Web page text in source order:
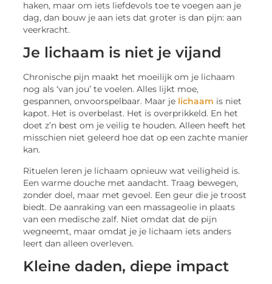
haken, maar om iets liefdevols toe te voegen aan je
dag, dan bouw je aan iets dat groter is dan pijn: aan
veerkracht.
Je lichaam is niet je vijand
Chronische pijn maakt het moeilijk om je lichaam
nog als ‘van jou’ te voelen. Alles lijkt moe,
gespannen, onvoorspelbaar. Maar je lichaam is niet
kapot. Het is overbelast. Het is overprikkeld. En het
doet z’n best om je veilig te houden. Alleen heeft het
misschien niet geleerd hoe dat op een zachte manier
kan.
Rituelen leren je lichaam opnieuw wat veiligheid is.
Een warme douche met aandacht. Traag bewegen,
zonder doel, maar met gevoel. Een geur die je troost
biedt. De aanraking van een massageolie in plaats
van een medische zalf. Niet omdat dat de pijn
wegneemt, maar omdat je je lichaam iets anders
leert dan alleen overleven.
Kleine daden, diepe impact